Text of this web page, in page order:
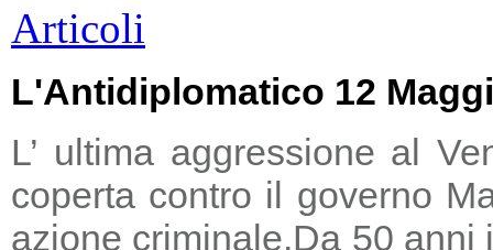
Articoli
L'Antidiplomatico 12
L’ ultima aggressione al
coperta contro il governo
azione criminale.Da 50 anni